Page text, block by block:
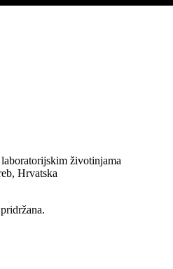
životinjama
Hrvatska